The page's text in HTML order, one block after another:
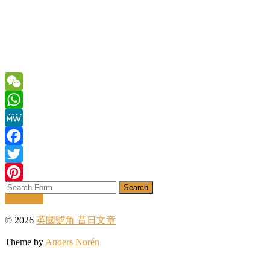
WeChat
WhatsApp
MeWe
Facebook
Twitter
Pinterest
Search
© 2026 英國號角 昔日文章
Theme by Anders Norén